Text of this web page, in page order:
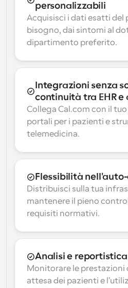
personalizzabili
Acquisisci i dati esatti del
bisogno, dai sintomi al
dipartimento preferito.
Integrazioni senza
continuità tra EHR
Collega Cal.com con il tuo
portali per i pazienti e
telemedicina.
Flessibilità
Distribuisci sulla tua
mantenere il pieno
requisiti normativi.
Analisi e
Monitorare le prestazioni
attesa dei pazienti e